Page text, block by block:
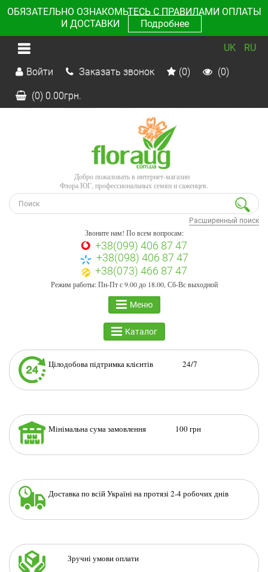
ОБЯЗАТЕЛЬНО ОЗНАКОМЬТЕСЬ С ПРАВИЛАМИ ОПЛАТЫ
И ДОСТАВКИ
Подробнее
UK RU
Войти Заказать звонок (0) (0)
(0) 0.00грн.
Добро пожаловать в интернет-магазин
Флора ЮГ, профессиональных семян и саженцев.
Расширенный поиск
Звоните нам! По всем вопросам:
+38(099) 406 87 47
+38(098) 406 87 47
+38(073) 466 87 47
Режим работы: Пн-Пт с 9.00 до 18.00, Сб-Вс выходной
Меню
Каталог
Цілодобова підтримка клієнтів 24/7
Мінімальна сума замовлення 100 грн
Доставка по всій Україні на протязі 2-4 робочих днів
Зручні умови оплати